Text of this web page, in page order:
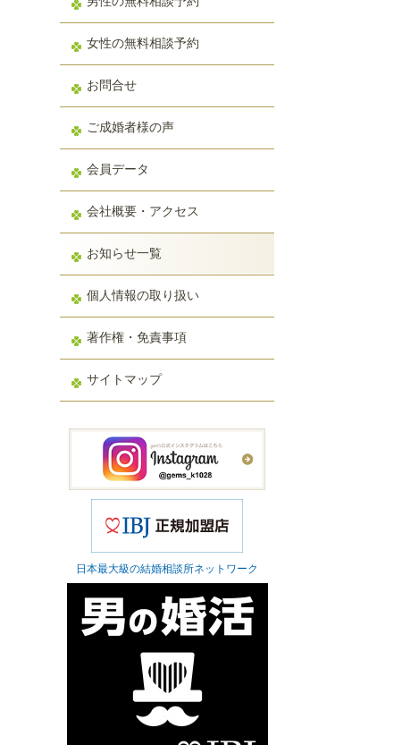
女性の無料相談予約
お問合せ
ご成婚者様の声
会員データ
会社概要・アクセス
お知らせ一覧
個人情報の取り扱い
著作権・免責事項
サイトマップ
日本最大級の結婚相談所ネットワーク